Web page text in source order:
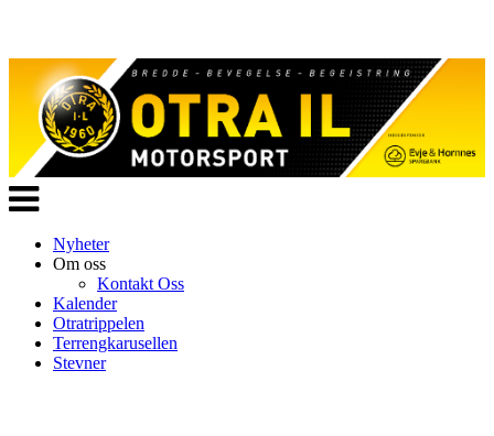
Veksle
navigasjon
Nyheter
Om oss
Kontakt Oss
Kalender
Otratrippelen
Terrengkarusellen
Stevner